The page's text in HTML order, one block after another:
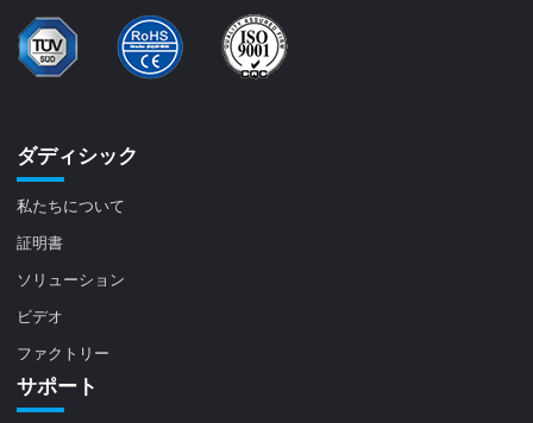
ダディシック
私たちについて
証明書
ソリューション
ビデオ
ファクトリー
サポート